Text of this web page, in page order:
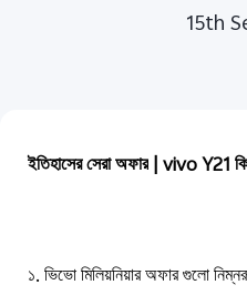
Bangladesh |
15th
ইতিহাসেরসেরাঅফার| vivo Y21
১.ভিভোমিলিয়নিয়ারঅফারগুলো